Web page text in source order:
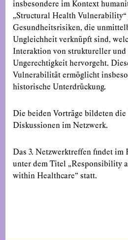
insbesondere im Kontext
„Structural Health
Gesundheitsrisiken, die
Ungleichheit verknüpft sind,
Interaktion von struktureller und
Ungerechtigkeit hervorgeht.
Vulnerabilität ermöglicht
historische Unterdrückung.
Die beiden Vorträge bildeten
Diskussionen im Netzwerk.
Das 3. Netzwerktreffen findet im
unter dem Titel „Responsibility
within Healthcare” statt.